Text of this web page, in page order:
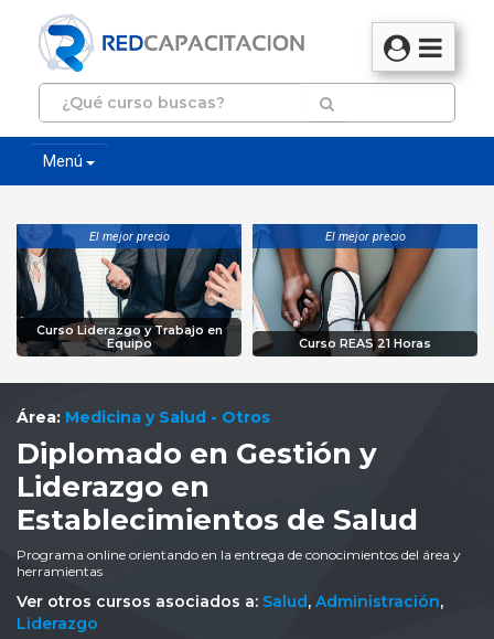
Menú
El mejor precio
Curso Liderazgo y Trabajo en
Equipo
El mejor precio
Curso REAS 21 Horas
Área: Medicina y Salud - Otros
Diplomado en Gestión y
Liderazgo en
Establecimientos de Salud
Programa online orientando en la entrega de conocimientos del área y
herramientas
Ver otros cursos asociados a: Salud, Administración,
Liderazgo